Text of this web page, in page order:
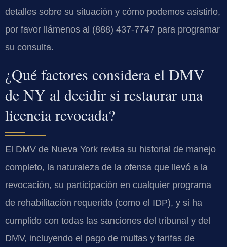
detalles sobre su situación y cómo podemos asistirlo,
por favor llámenos al (888) 437-7747 para programar
su consulta.
¿Qué factores considera el DMV
de NY al decidir si restaurar una
licencia revocada?
El DMV de Nueva York revisa su historial de manejo
completo, la naturaleza de la ofensa que llevó a la
revocación, su participación en cualquier programa
de rehabilitación requerido (como el IDP), y si ha
cumplido con todas las sanciones del tribunal y del
DMV, incluyendo el pago de multas y tarifas de